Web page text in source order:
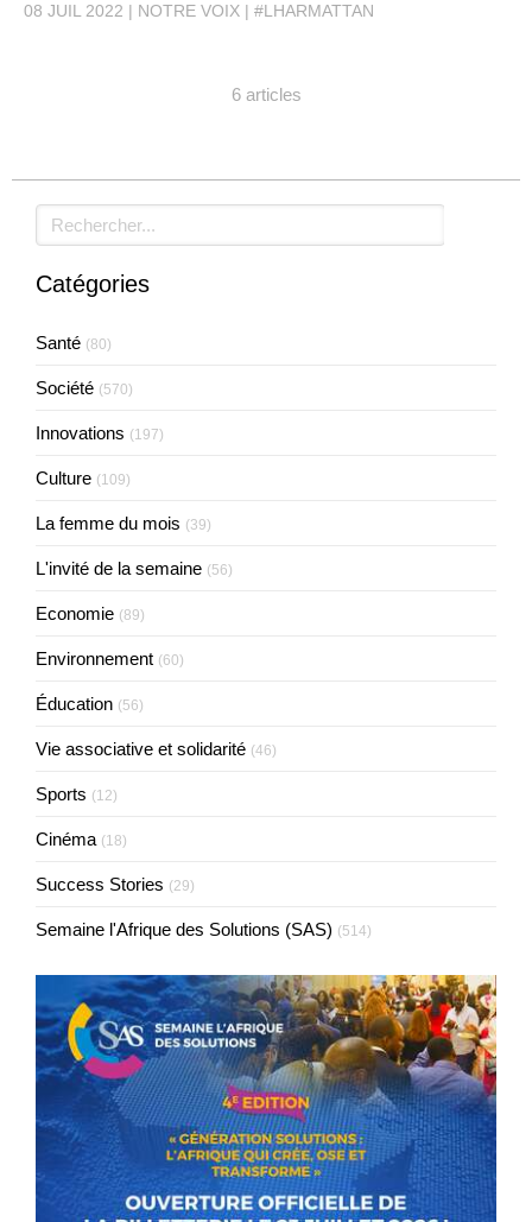
08 JUIL 2022
NOTRE VOIX #LHARMATTAN
6 articles
Rechercher
Catégories
Santé (80)
Société (570)
Innovations (197)
Culture (109)
La femme du mois (39)
L'invité de la semaine (56)
Economie (89)
Environnement (60)
Éducation (56)
Vie associative et solidarité (46)
Sports (12)
Cinéma (18)
Success Stories (29)
Semaine l'Afrique des Solutions (SAS) (514)